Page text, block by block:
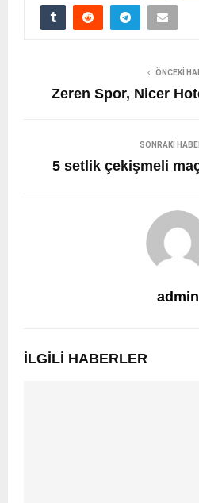
ÖNCEKI
Zeren Spor, Nicer
SONRAKI
5 setlik çekişmeli
admin
İLGILI HABERLER